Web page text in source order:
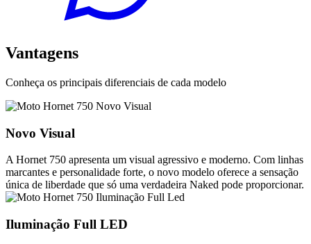
Vantagens
Conheça os principais diferenciais de cada modelo
Novo Visual
A Hornet 750 apresenta um visual agressivo e moderno. Com linhas
marcantes e personalidade forte, o novo modelo oferece a sensação
única de liberdade que só uma verdadeira Naked pode proporcionar.
Iluminação Full LED